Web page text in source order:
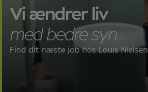
Vi ændrer liv
med bedre syn
Find dit næste job hos Louis Nielsen